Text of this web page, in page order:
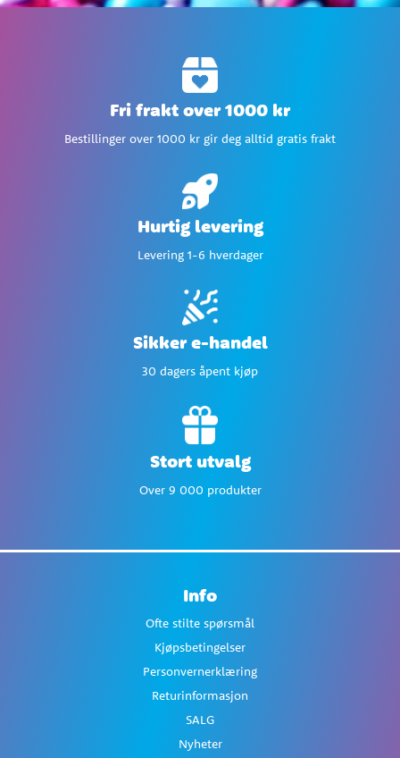
Fri frakt over 1000 kr
Bestillinger over 1000 kr gir deg alltid gratis frakt
Hurtig levering
Levering 1-6 hverdager
Sikker e-handel
30 dagers åpent kjøp
Stort utvalg
Over 9 000 produkter
Info
Ofte stilte spørsmål
Kjøpsbetingelser
Personvernerklæring
Returinformasjon
SALG
Nyheter